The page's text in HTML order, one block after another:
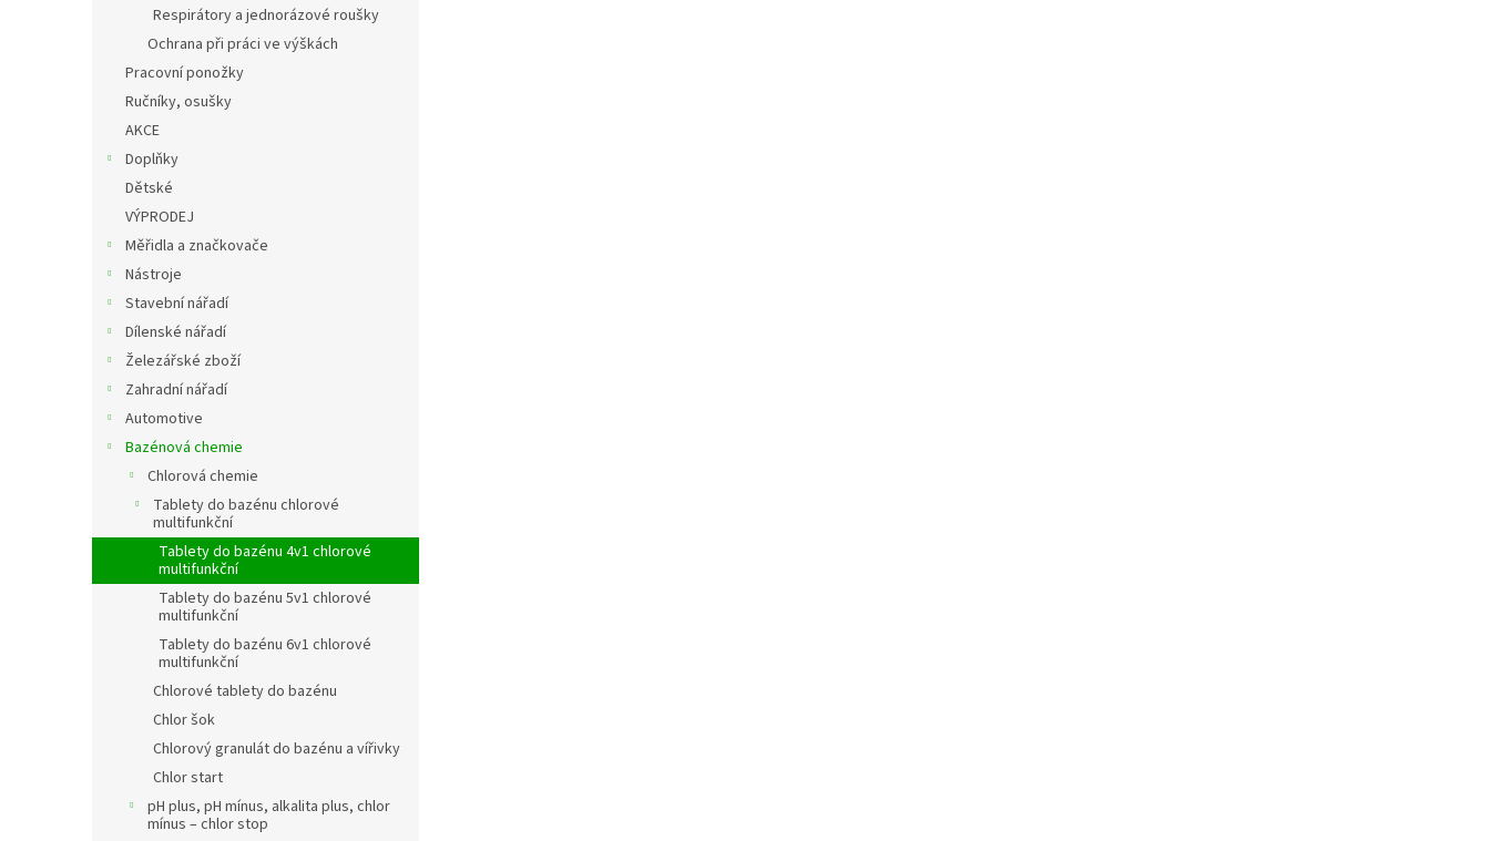
Respirátory a jednorázové roušky
Ochrana při práci ve výškách
Pracovní ponožky
Ručníky, osušky
AKCE
Doplňky
Dětské
VÝPRODEJ
Měřidla a značkovače
Nástroje
Stavební nářadí
Dílenské nářadí
Železářské zboží
Zahradní nářadí
Automotive
Bazénová chemie
Chlorová chemie
Tablety do bazénu chlorové
multifunkční
Tablety do bazénu 4v1 chlorové
multifunkční
Tablety do bazénu 5v1 chlorové
multifunkční
Tablety do bazénu 6v1 chlorové
multifunkční
Chlorové tablety do bazénu
Chlor šok
Chlorový granulát do bazénu a vířivky
Chlor start
pH plus, pH mínus, alkalita plus, chlor
mínus – chlor stop